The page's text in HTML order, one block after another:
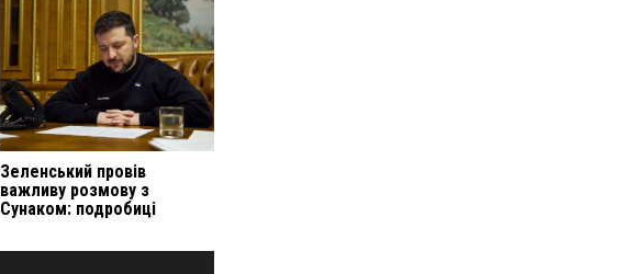
Зеленський провів
важливу розмову з
Сунаком: подробиці